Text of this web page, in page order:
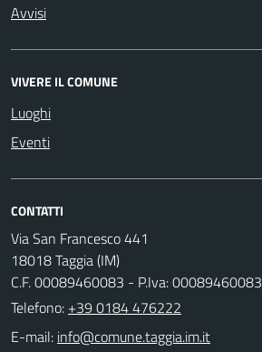
Avvisi
VIVERE IL COMUNE
Luoghi
Eventi
CONTATTI
Via San Francesco 441
18018 Taggia (IM)
C.F. 00089460083 - P.Iva: 00089460083
Telefono: +39 0184 476222
E-mail: